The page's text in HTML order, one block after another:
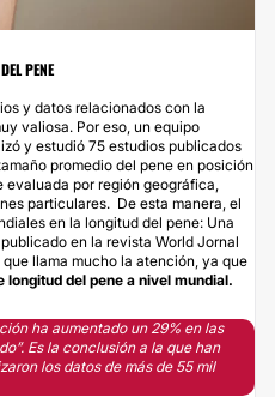
PENE
y datos relacionados con la
valiosa. Por eso, un equipo
y estudió 75 estudios publicados
promedio del pene en posición
por región geográfica,
particulares. De esta manera, el
en la longitud del pene: Una
en la revista World Jornal
llama mucho la atención, ya que
del pene a nivel mundial.
ha aumentado un 29% en las
Es la conclusión a la que han
los datos de más de 55 mil